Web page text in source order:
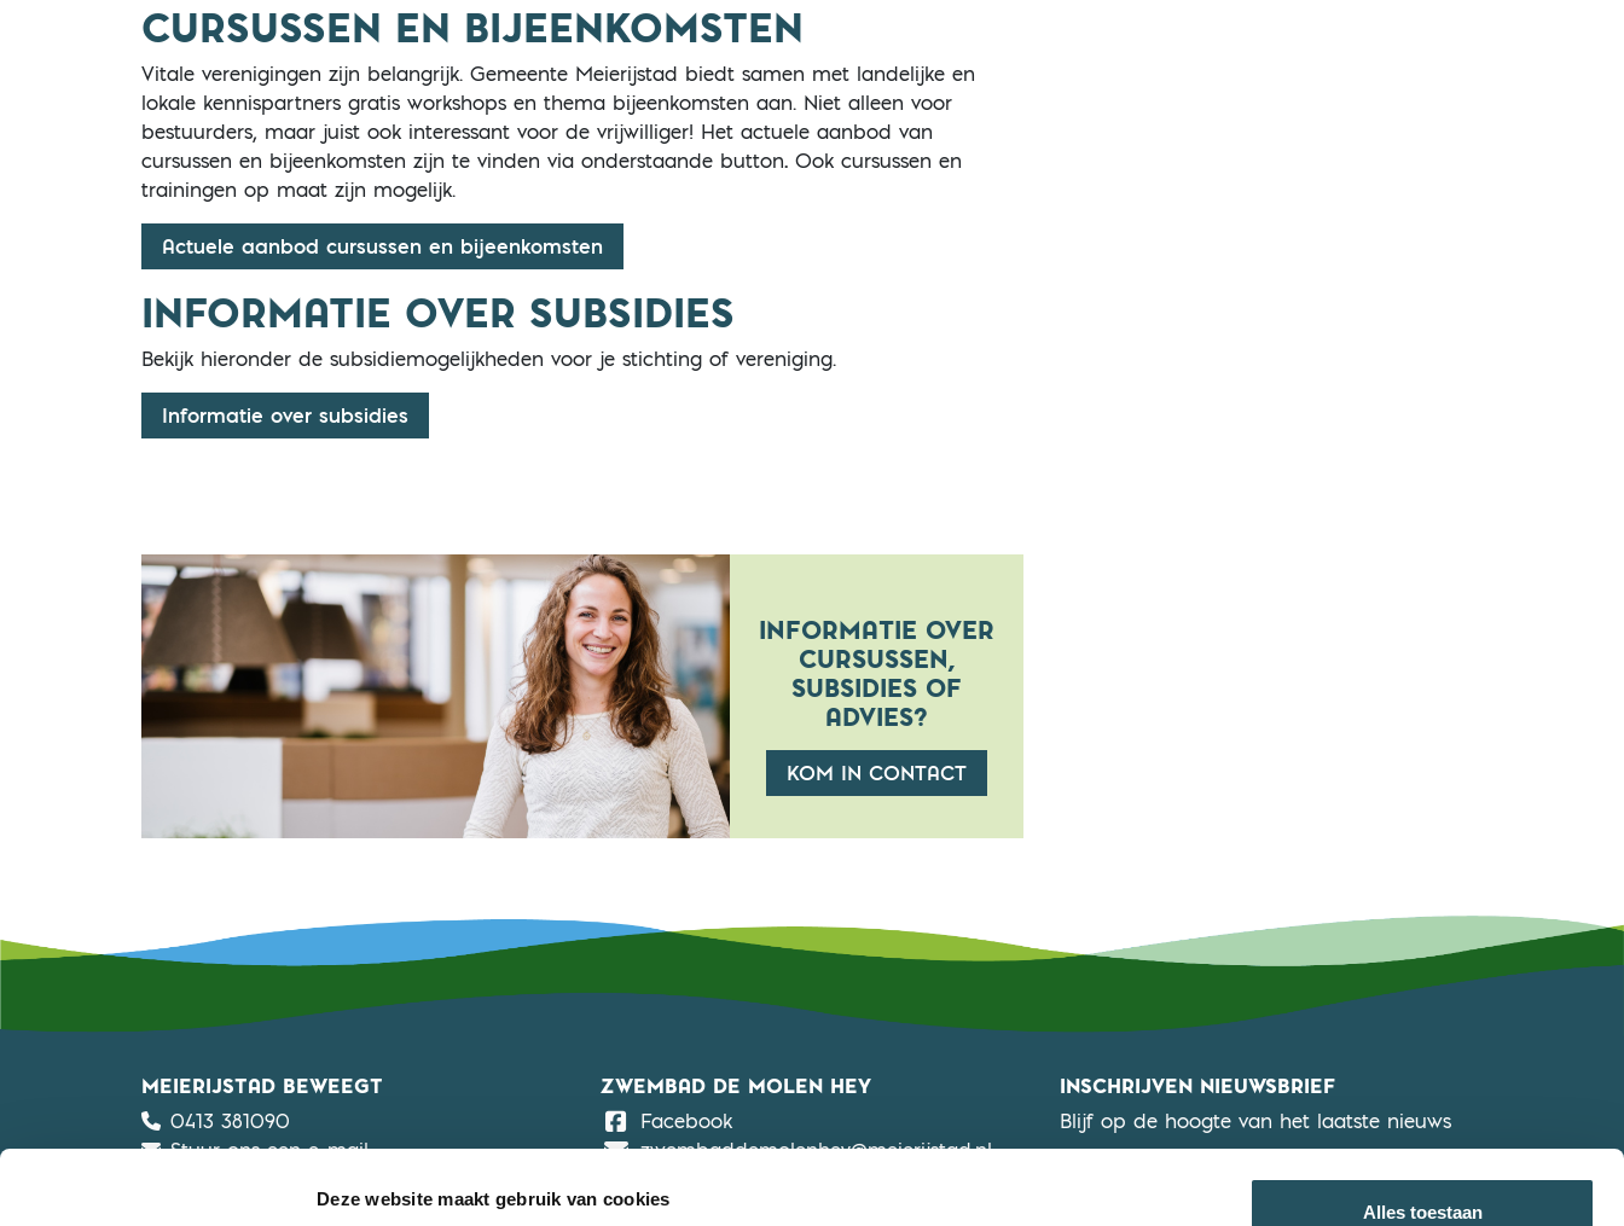
Deze website maakt gebruik van cookies
Alles toestaan
CURSUSSEN EN BIJEENKOMSTEN
Vitale verenigingen zijn belangrijk. Gemeente Meierijstad biedt samen met landelijke en
lokale kennispartners gratis workshops en thema bijeenkomsten aan. Niet alleen voor
bestuurders, maar juist ook interessant voor de vrijwilliger! Het actuele aanbod van
cursussen en bijeenkomsten zijn te vinden via onderstaande button. Ook cursussen en
trainingen op maat zijn mogelijk.
Actuele aanbod cursussen en bijeenkomsten
INFORMATIE OVER SUBSIDIES
Bekijk hieronder de subsidiemogelijkheden voor je stichting of vereniging.
Informatie over subsidies
INFORMATIE OVER
CURSUSSEN,
SUBSIDIES OF
ADVIES?
KOM IN CONTACT
MEIERIJSTAD BEWEEGT
0413 381090
Stuur ons een e-mail
Algemene voorwaarden
ZWEMBAD DE MOLEN HEY
FacebookDe Molen Hey
zwembaddemolenhey@meierijstad.nl
ZWEMBAD DE NEUL
INSCHRIJVEN NIEUWSBRIEF
Blijf op de hoogte van het laatste nieuws
KLIK HIER OM JE IN TE SCHRIJVEN